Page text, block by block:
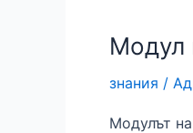
среди
с
високо
Модул
знания /
Модулът